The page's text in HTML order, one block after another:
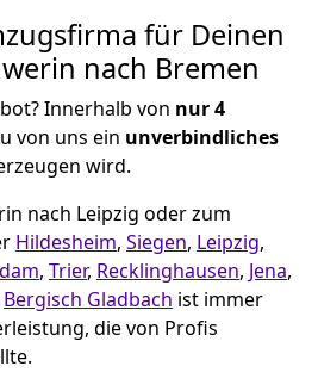
für Deinen
nach Bremen
Innerhalb von nur 4
von uns ein unverbindliches
wird.
nach Leipzig oder zum
Hildesheim, Siegen, Leipzig,
, Trier, Recklinghausen, Jena,
Bergisch Gladbach ist immer
die von Profis